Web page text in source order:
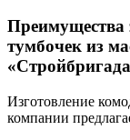
Преимущества
тумбочек из
Изготовление
компании